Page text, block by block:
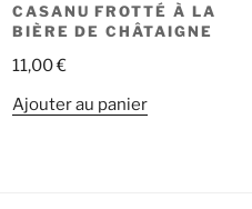
CASANU FROTTÉ À LA
BIÈRE DE CHÂTAIGNE
11,00€
Ajouter au panier